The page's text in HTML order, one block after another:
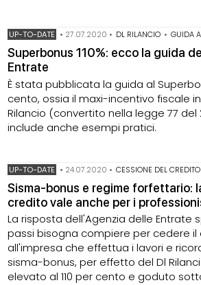
UP-TO-DATE • 27.07.2020 • DL RILANCIO • GUIDA
Superbonus 110%: ecco la guida
Entrate
È stata pubblicata la guida al
cento, ossia il maxi-incentivo fiscale
Rilancio (convertito nella legge 77 del
include anche esempi pratici.
UP-TO-DATE • 24.07.2020 • CESSIONE DEL CREDITO
Sisma-bonus e regime forfettario:
credito vale anche per i
La risposta dell'Agenzia delle Entrate
passi bisogna compiere per cedere
all'impresa che effettua i lavori e
sisma-bonus, per effetto del Dl
elevato al 110 per cento e goduto